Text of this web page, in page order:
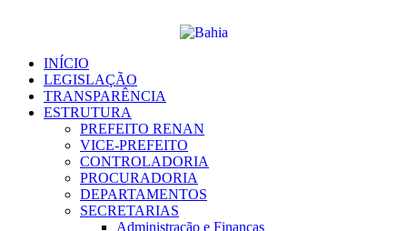
conteúdoINÍCIO
LEGISLAÇÃO
TRANSPARÊNCIA
ESTRUTURA
PREFEITO RENAN
VICE-PREFEITO
CONTROLADORIA
PROCURADORIA
DEPARTAMENTOS
SECRETARIAS
Administração e Finanças